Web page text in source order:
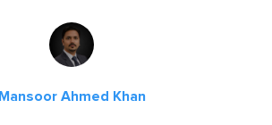
Mansoor Ahmed Khan